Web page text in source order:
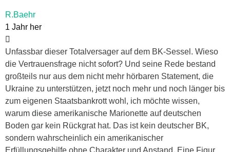
R.Baehr
1 Jahr her
Unfassbar dieser Totalversager auf dem BK-Sessel. Wieso
die Vertrauensfrage nicht sofort? Und seine Rede bestand
großteils nur aus dem nicht mehr hörbaren Statement, die
Ukraine zu unterstützen, jetzt noch mehr und noch länger bis
zum eigenen Staatsbankrott wohl, ich möchte wissen,
warum diese amerikanische Marionette auf deutschen
Boden gar kein Rückgrat hat. Das ist kein deutscher BK,
sondern wahrscheinlich ein amerikanischer
Erfüllungsgehilfe ohne Charakter und Anstand. Eine Figur